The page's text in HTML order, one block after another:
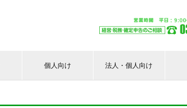
個人向け 法人・個人向け